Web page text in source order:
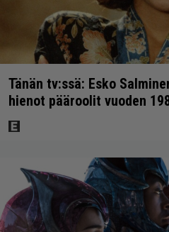
Tänän tv:ssä: Esko
hienot pääroolit vuoden